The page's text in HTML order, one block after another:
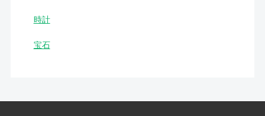
時計
宝石